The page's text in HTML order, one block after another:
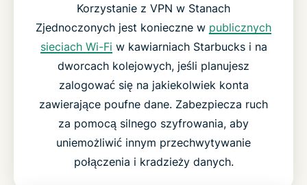
Korzystanie z VPN w Stanach
Zjednoczonych jest konieczne w publicznych
sieciach Wi-Fi w kawiarniach Starbucks i na
dworcach kolejowych, jeśli planujesz
zalogować się na jakiekolwiek konta
zawierające poufne dane. Zabezpiecza ruch
za pomocą silnego szyfrowania, aby
uniemożliwić innym przechwytywanie
połączenia i kradzieży danych.